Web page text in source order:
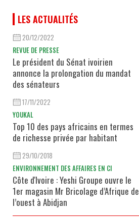
LES ACTUALITÉS
20/12/2022
REVUE DE PRESSE
Le président du Sénat ivoirien
annonce la prolongation du mandat
des sénateurs
17/11/2022
YOUKAL
Top 10 des pays africains en termes
de richesse privée par habitant
29/10/2018
ENVIRONNEMENT DES AFFAIRES EN CI
Côte d'Ivoire : Yeshi Groupe ouvre le
1er magasin Mr Bricolage d’Afrique de
l’ouest à Abidjan